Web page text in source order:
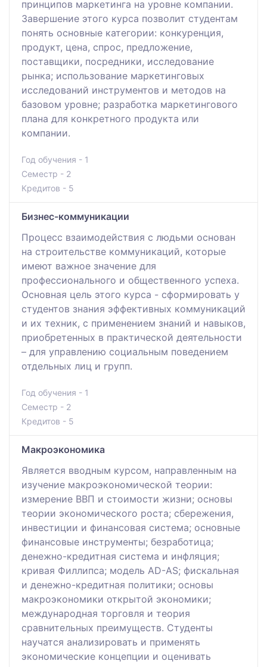
принципов маркетинга на уровне компании.
Завершение этого курса позволит студентам
понять основные категории: конкуренция,
продукт, цена, спрос, предложение,
поставщики, посредники, исследование
рынка; использование маркетинговых
исследований инструментов и методов на
базовом уровне; разработка маркетингового
плана для конкретного продукта или
компании.
Год обучения - 1
Семестр - 2
Кредитов - 5
Бизнес-коммуникации
Процесс взаимодействия с людьми основан
на строительстве коммуникаций, которые
имеют важное значение для
профессионального и общественного успеха.
Основная цель этого курса - сформировать у
студентов знания эффективных коммуникаций
и их техник, с применением знаний и навыков,
приобретенных в практической деятельности
– для управлению социальным поведением
отдельных лиц и групп.
Год обучения - 1
Семестр - 2
Кредитов - 5
Макроэкономика
Является вводным курсом, направленным на
изучение макроэкономической теории:
измерение ВВП и стоимости жизни; основы
теории экономического роста; сбережения,
инвестиции и финансовая система; основные
финансовые инструменты; безработица;
денежно-кредитная система и инфляция;
кривая Филлипса; модель AD-AS; фискальная
и денежно-кредитная политики; основы
макроэкономики открытой экономики;
международная торговля и теория
сравнительных преимуществ. Студенты
научатся анализировать и применять
экономические концепции и оценивать